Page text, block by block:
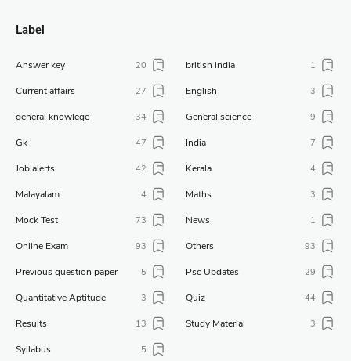
Label
Answer key 20 british india 1
Current affairs 27 English 3
general knowlege 34 General science 9
Gk 47 India 7
Job alerts 42 Kerala 4
Malayalam 4 Maths 3
Mock Test 73 News 1
Online Exam 93 Others 93
Previous question paper 5 Psc Updates 29
Quantitative Aptitude 3 Quiz 44
Results 13 Study Material 3
Syllabus 5